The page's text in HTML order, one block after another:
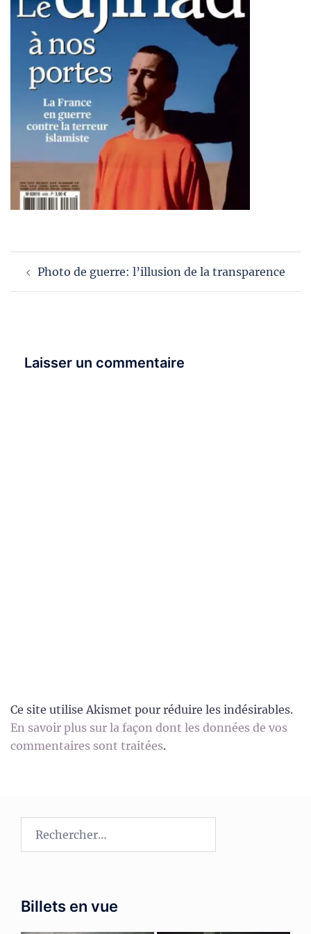
d’article
Photo de guerre: l’illusion de la transparence
Laisser un commentaire
Ce site utilise Akismet pour réduire les indésirables.
En savoir plus sur la façon dont les données de vos
commentaires sont traitées.
Billets en vue